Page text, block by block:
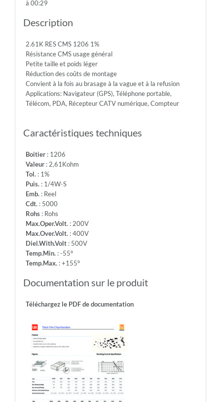
Temp.Min.:
-55°
-
Temp.Max.:
+155°
à 00:29
Description
2.61K RES CMS 1206 1%
Résistance CMS usage général
Petite taille et poids léger
Réduction des coûts de montage
Convient à la fois au brasage à la vague et à la refusion
Applications: Navigateur (GPS), Téléphone portable,
Télécom, PDA, Récepteur CATV numérique, Compteur
Caractéristiques techniques
Boitier: 1206
Valeur: 2,61Kohm
Tol.: 1%
Puis.: 1/4W-S
Emb.: Reel
Cdt.: 5000
Rohs: Rohs
Max.Oper.Volt.: 200V
Max.Over.Volt.: 400V
Diel.With.Volt: 500V
Temp.Min.: -55°
Temp.Max.: +155°
Documentation sur le produit
Téléchargez le PDF de documentation